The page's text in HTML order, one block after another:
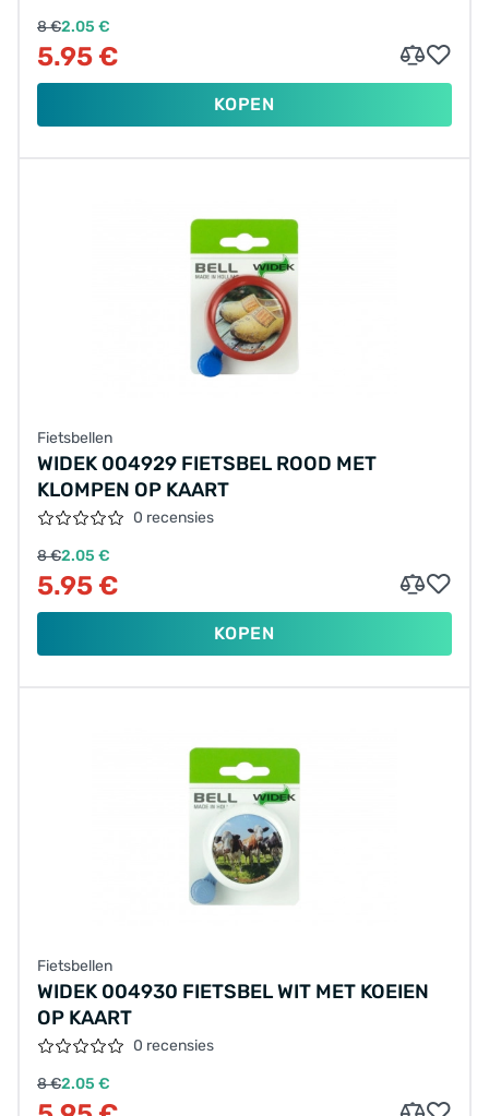
8 €2.05 €
5.95 €
KOPEN
Fietsbellen
WIDEK 004929 FIETSBEL ROOD MET
KLOMPEN OP KAART
0 recensies
8 €2.05 €
5.95 €
KOPEN
Fietsbellen
WIDEK 004930 FIETSBEL WIT MET KOEIEN
OP KAART
0 recensies
8 €2.05 €